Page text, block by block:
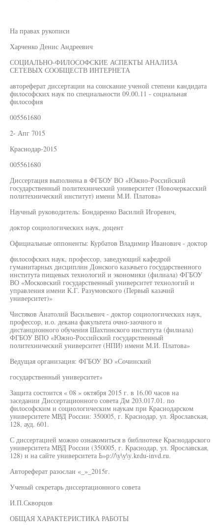
На правах рукописи
Харченко Денис Андреевич
СОЦИАЛЬНО-ФИЛОСОФСКИЕ АСПЕКТЫ АНАЛИЗА
СЕТЕВЫХ СООБЩЕСТВ ИНТЕРНЕТА
автореферат диссертации на соискание ученой степени кандидата
философских наук по специальности 09.00.11 - социальная
философия
005561680
2- Апг 7015
Краснодар-2015
005561680
Диссертация выполнена в ФГБОУ ВО «Южно-Российский
государственный политехнический университет (Новочеркасский
политехнический институт) имени М.И. Платова»
Научный руководитель: Бондаренко Василий Игоревич,
доктор социологических наук, доцент
Официальные оппоненты: Курбатов Владимир Иванович - доктор
философских наук, профессор, заведующий кафедрой
гуманитарных дисциплин Донского казачьего государственного
института пищевых технологий и экономики (филиала) ФГБОУ
ВО «Московский государственный университет технологий и
управления имени К.Г. Разумовского (Первый казачий
университет)»
Чистяков Анатолий Васильевич - доктор социологических наук,
профессор, и.о. декана факультета очно-заочного и
дистанционного обучения Шахтинского института (филиала)
ФГБОУ ВПО «Южно-Российский государственный
политехнический университет (НПИ) имени М.И. Платова»
Ведущая организация: ФГБОУ ВО «Сочинский
государственный университет»
Защита состоится « 08 » октября 2015 г. в 16.00 часов на
заседании Диссертационного совета Дм 203.017.01. по
философским и социологическим наукам при Краснодарском
университете МВД России: 350005, г. Краснодар, ул. Ярославская,
128, ауд. 601.
С диссертацией можно ознакомиться в библиотеке Краснодарского
университета МВД России (350005, г. Краснодар, ул. Ярославская,
128) и на сайте университета Ь»р://\у\у\у.krdu-invd.ru.
Автореферат разослан «_»_2015г.
Ученый секретарь диссертационного совета
И.П.Скворцов
ОБЩАЯ ХАРАКТЕРИСТИКА РАБОТЫ